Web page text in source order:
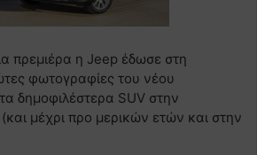
πρεμιέρα η Jeep έδωσε στη
φωτογραφίες του νέου
δημοφιλέστερα SUV στην
μέχρι προ μερικών ετών και στην